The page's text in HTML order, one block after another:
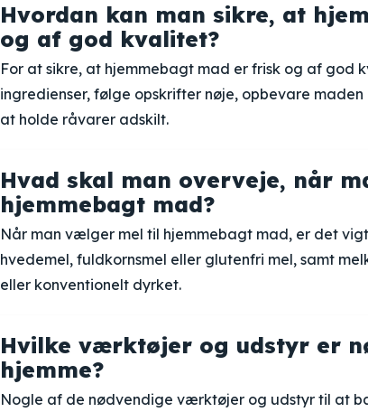
Hvordan kan man sikre, at
og af god kvalitet?
For at sikre, at hjemmebagt mad er frisk og af god
ingredienser, følge opskrifter nøje, opbevare
at holde råvarer adskilt.
Hvad skal man overveje, når
hjemmebagt mad?
Når man vælger mel til hjemmebagt mad, er det
hvedemel, fuldkornsmel eller glutenfri mel, samt
eller konventionelt dyrket.
Hvilke værktøjer og udstyr er
hjemme?
Nogle af de nødvendige værktøjer og udstyr til at